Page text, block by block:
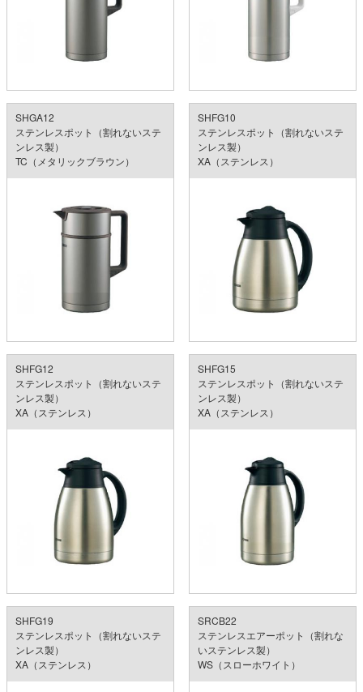
SHGA12
ステンレスポット（割れないステ
ンレス製）
TC（メタリックブラウン）
SHFG10
ステンレスポット（割れないステ
ンレス製）
XA（ステンレス）
SHFG12
ステンレスポット（割れないステ
ンレス製）
XA（ステンレス）
SHFG15
ステンレスポット（割れないステ
ンレス製）
XA（ステンレス）
SHFG19
ステンレスポット（割れないステ
ンレス製）
XA（ステンレス）
SRCB22
ステンレスエアーポット（割れな
いステンレス製）
WS（スローホワイト）